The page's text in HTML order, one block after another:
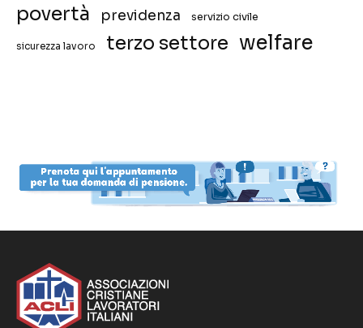
povertà previdenza servizio civile
sicurezza lavoro terzo settore welfare